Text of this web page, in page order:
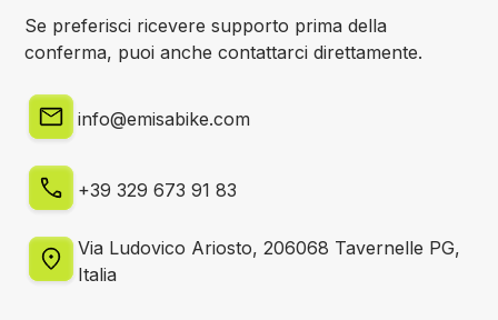
Se preferisci ricevere supporto prima della
conferma, puoi anche contattarci direttamente.
info@emisabike.com
+39 329 673 91 83
Via Ludovico Ariosto, 206068 Tavernelle PG,
Italia